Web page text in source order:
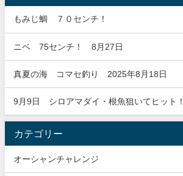
もみじ鯛 ７０センチ！
ニベ 75センチ！ 8月27日
真夏の海 コマセ釣り 2025年8月18日
9月9日 シロアマダイ・根魚狙いてヒット！
カテゴリー
オーシャンチャレンジ